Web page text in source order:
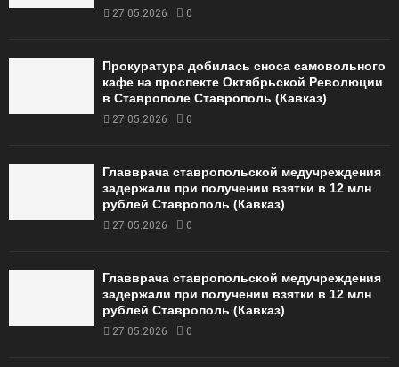
27.05.2026 0
Прокуратура добилась сноса самовольного
кафе на проспекте Октябрьской Революции
в Ставрополе Ставрополь (Кавказ)
27.05.2026 0
Главврача ставропольской медучреждения
задержали при получении взятки в 12 млн
рублей Ставрополь (Кавказ)
27.05.2026 0
Главврача ставропольской медучреждения
задержали при получении взятки в 12 млн
рублей Ставрополь (Кавказ)
27.05.2026 0